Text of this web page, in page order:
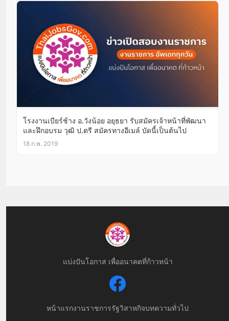
โรงงานเบียร์ช้าง อ.วังน้อย อยุธยา รับสมัครเจ้าหน้าที่พัฒนา
และฝึกอบรม วุฒิ ป.ตรี สมัครทางอีเมล์ บัดนี้เป็นต้นไป
18 ก.พ. 2019
แบ่งปันโอกาส เพื่ออนาคตที่ก้าวหน้า
หน้าแรกงานราชการรัฐวิสาหกิจบทความทั่วไป